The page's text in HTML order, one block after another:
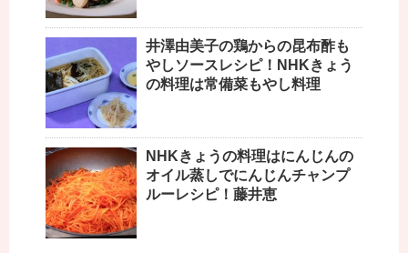
井澤由美子の鶏からの昆布酢も
やしソースレシピ！NHKきょう
の料理は常備菜もやし料理
NHKきょうの料理はにんじんの
オイル蒸しでにんじんチャンプ
ルーレシピ！藤井恵